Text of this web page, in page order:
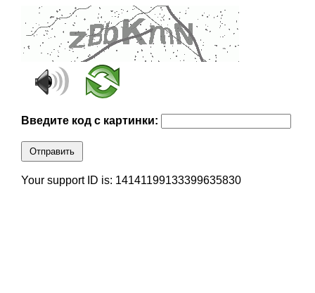
Введите код с картинки:
Отправить
Your support ID is: 14141199133399635830